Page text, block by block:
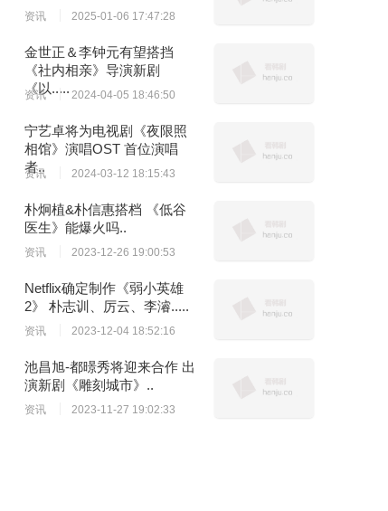
资讯 2025-01-06 17:47:28
金世正＆李钟元有望搭挡
《社内相亲》导演新剧
《以.....
资讯 2024-04-05 18:46:50
宁艺卓将为电视剧《夜限照
相馆》演唱OST 首位演唱
者..
资讯 2024-03-12 18:15:43
朴炯植&朴信惠搭档 《低谷
医生》能爆火吗..
资讯 2023-12-26 19:00:53
Netflix确定制作《弱小英雄
2》 朴志训、厉云、李濬.....
资讯 2023-12-04 18:52:16
池昌旭-都暻秀将迎来合作 出
演新剧《雕刻城市》..
资讯 2023-11-27 19:02:33